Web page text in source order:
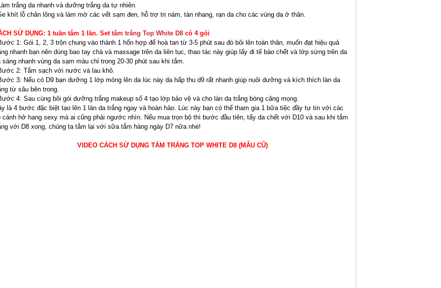
trắng da nhanh và dưỡng trắng da tự nhiên.
khít lỗ chân lông và làm mờ các vết sạm đen, hỗ trợ trị nám, tàn nhang, rạn da cho các vùng da ở thân.
SỬ DỤNG: 1 tuần tắm 1 lần. Set tắm trắng Top White D8 có 4 gói
1: Gói 1, 2, 3 trộn chung vào thành 1 hổn hợp để hoà tan từ 3-5 phút sau đó bôi lên toàn thân, muốn đạt hiệu quả
nhanh bạn nên dùng bao tay chà và massage trên da liên tục, thao tác này giúp lấy đi tế bào chết và lớp sừng trên da
sáng nhanh vùng da sạm màu chỉ trong 20-30 phút sau khi tắm.
2: Tắm sạch với nước và lau khô.
3: Nếu có D9 bạn dưỡng 1 lớp mỏng lên da lúc này da hấp thu d9 rất nhanh giúp nuôi dưỡng và kích thích làn da
từ sâu bên trong.
4: Sau cùng bôi gói dưỡng trắng makeup số 4 tạo lớp bảo vệ và cho làn da trắng bóng căng mọng.
là 4 bước đặc biệt tạo lên 1 làn da trắng ngay và hoàn hảo. Lúc này bạn có thể tham gia 1 bữa tiệc đầy tự tin với các
cánh hở hang sexy mà ai cũng phải ngước nhìn. Nếu mua trọn bộ thì bước đầu tiên, tẩy da chết với D10 và sau khi tắm
với D8 xong, chúng ta tắm lại với sữa tắm hàng ngày D7 nữa nhé!
VIDEO CÁCH SỬ DỤNG TẮM TRẮNG TOP WHITE D8 (MẪU CŨ)